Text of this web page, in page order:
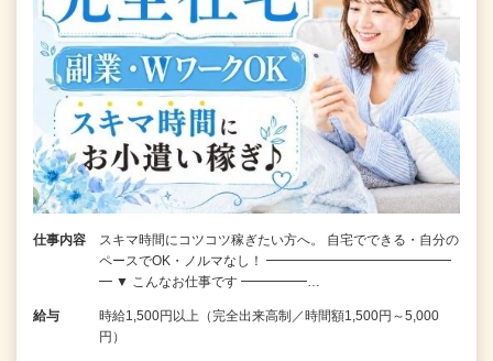
仕事内容
スキマ時間にコツコツ稼ぎたい方へ。 自宅でできる・自分の
ペースでOK・ノルマなし！ ━━━━━━━━━━━━━━
━ ▼ こんなお仕事です ━━━━━…
給与
時給1,500円以上（完全出来高制／時間額1,500円～5,000
円）